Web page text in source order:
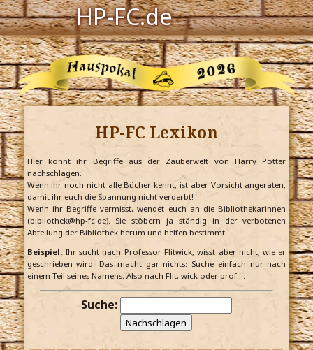
HP-FC.de
Navigation
Harry Potter
Der HP-FC
Hogwarts
Zauberwelt
Willkommen
Jetzt Fanclub-Mitglied werden!
HP-FC Lexikon
Hier könnt ihr Begriffe aus der Zauberwelt von Harry Potter
nachschlagen.
Wenn ihr noch nicht alle Bücher kennt, ist aber Vorsicht angeraten,
damit ihr euch die Spannung nicht verderbt!
Wenn ihr Begriffe vermisst, wendet euch an die Bibliothekarinnen
(bibliothek@hp-fc.de). Sie stöbern ja ständig in der verbotenen
Abteilung der Bibliothek herum und helfen bestimmt.
Beispiel:Ihr sucht nach Professor Flitwick, wisst aber nicht, wie er
geschrieben wird. Das macht gar nichts: Suche einfach nur nach
einem Teil seines Namens. Also nach Flit, wick oder prof …
Suche: